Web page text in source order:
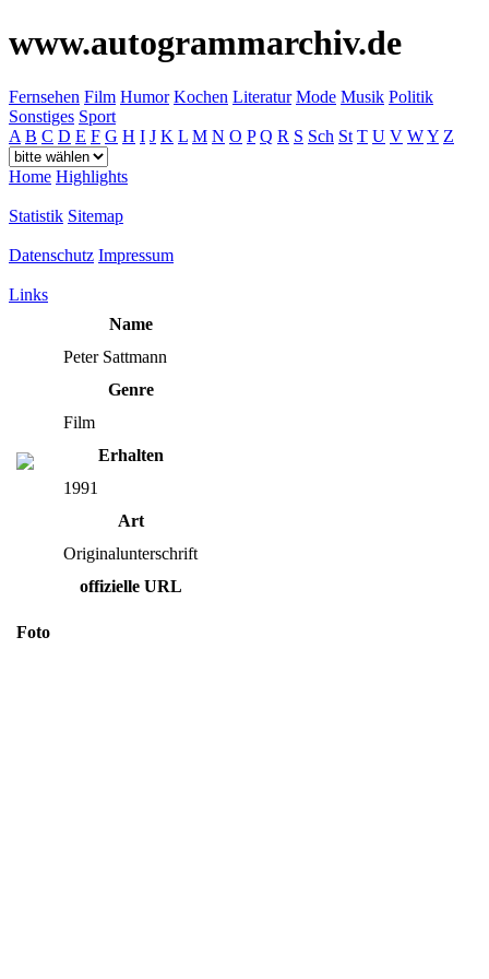
www.autogrammarchiv.de
Fernsehen Film Humor Kochen Literatur Mode Musik Politik
Sonstiges Sport
A B C D E F G H I J K L M N O P Q R S Sch St T U V WY Z
Home Highlights
Statistik Sitemap
Datenschutz Impressum
Links
Name
Peter Sattmann
Genre
Film
Erhalten
1991
Art
Originalunterschrift
offizielle URL
Foto